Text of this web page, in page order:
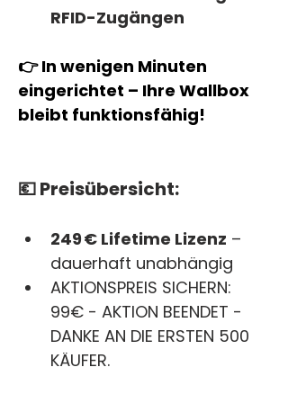
RFID-Zugängen
👉 In wenigen Minuten
eingerichtet – Ihre Wallbox
bleibt funktionsfähig!
💶 Preisübersicht:
249 € Lifetime Lizenz –
dauerhaft unabhängig
AKTIONSPREIS SICHERN:
99€ - AKTION BEENDET -
DANKE AN DIE ERSTEN 500
KÄUFER.